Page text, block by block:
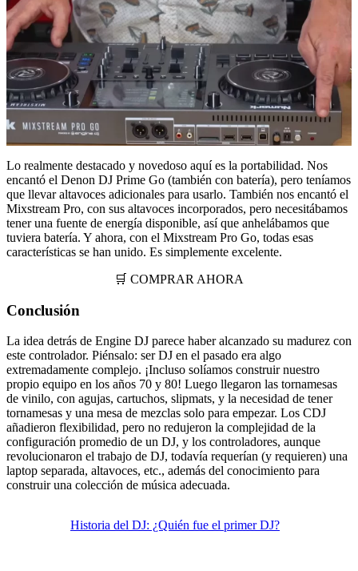
Lo realmente destacado y novedoso aquí es la portabilidad. Nos
encantó el Denon DJ Prime Go (también con batería), pero teníamos
que llevar altavoces adicionales para usarlo. También nos encantó el
Mixstream Pro, con sus altavoces incorporados, pero necesitábamos
tener una fuente de energía disponible, así que anhelábamos que
tuviera batería. Y ahora, con el Mixstream Pro Go, todas esas
características se han unido. Es simplemente excelente.
🛒 COMPRAR AHORA
Conclusión
La idea detrás de Engine DJ parece haber alcanzado su madurez con
este controlador. Piénsalo: ser DJ en el pasado era algo
extremadamente complejo. ¡Incluso solíamos construir nuestro
propio equipo en los años 70 y 80! Luego llegaron las tornamesas
de vinilo, con agujas, cartuchos, slipmats, y la necesidad de tener
tornamesas y una mesa de mezclas solo para empezar. Los CDJ
añadieron flexibilidad, pero no redujeron la complejidad de la
configuración promedio de un DJ, y los controladores, aunque
revolucionaron el trabajo de DJ, todavía requerían (y requieren) una
laptop separada, altavoces, etc., además del conocimiento para
construir una colección de música adecuada.
Historia del DJ: ¿Quién fue el primer DJ?